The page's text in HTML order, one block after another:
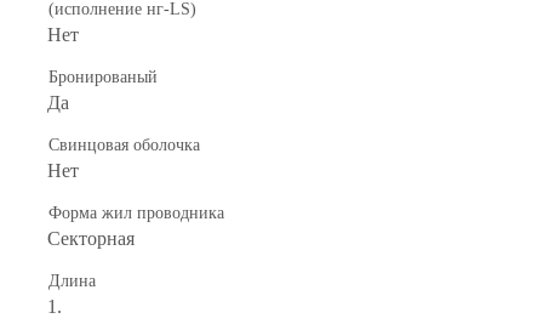
(исполнение нг-LS)
Нет
Бронированый
Да
Свинцовая оболочка
Нет
Форма жил проводника
Секторная
Длина
1.